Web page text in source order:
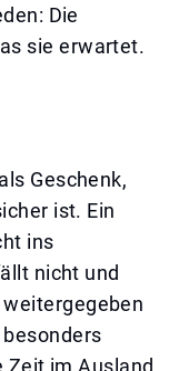
Die
sie erwartet.
Geschenk,
ist. Ein
ins
nicht und
Zeit im Ausland